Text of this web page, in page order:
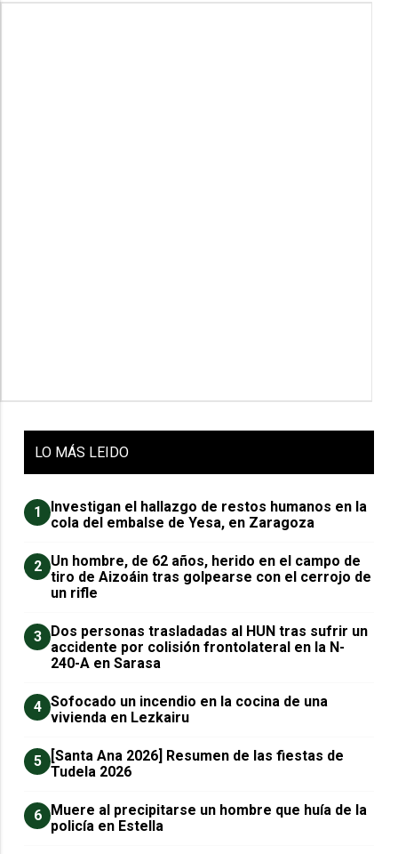
LO MÁS LEIDO
1
Investigan el hallazgo de restos humanos en la
cola del embalse de Yesa, en Zaragoza
2 Un hombre, de 62 años, herido en el campo de
tiro de Aizoáin tras golpearse con el cerrojo de
un rifle
3 ​Dos personas trasladadas al HUN tras sufrir un
accidente por colisión frontolateral en la N-
240-A en Sarasa
4 Sofocado un incendio en la cocina de una
vivienda en Lezkairu
5
[Santa Ana 2026] Resumen de las fiestas de
Tudela 2026
6 Muere al precipitarse un hombre que huía de la
policía en Estella